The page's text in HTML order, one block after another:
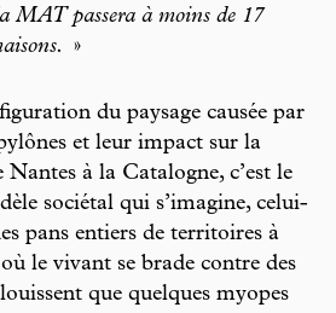
MAT passera à moins de 17
»
du paysage causée par
et leur impact sur la
à la Catalogne, c’est le
sociétal qui s’imagine, celui-
pans entiers de territoires à
le vivant se brade contre des
que quelques myopes